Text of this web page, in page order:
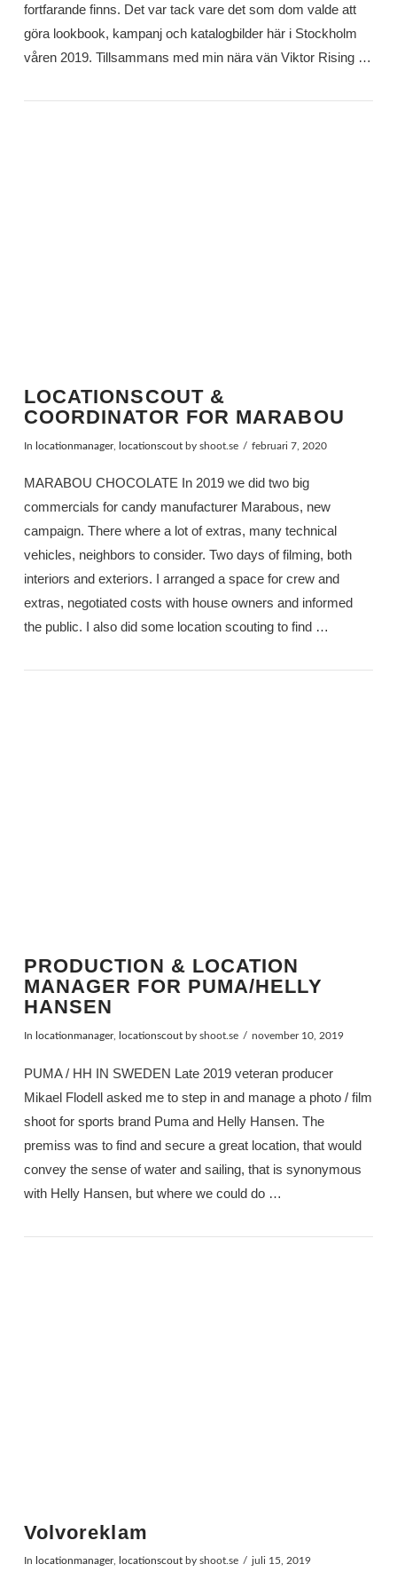
fortfarande finns. Det var tack vare det som dom valde att
göra lookbook, kampanj och katalogbilder här i Stockholm
våren 2019. Tillsammans med min nära vän Viktor Rising …
LOCATIONSCOUT &
COORDINATOR FOR MARABOU
In locationmanager, locationscoutby shoot.se februari 7, 2020
MARABOU CHOCOLATE In 2019 we did two big
commercials for candy manufacturer Marabous, new
campaign. There where a lot of extras, many technical
vehicles, neighbors to consider. Two days of filming, both
interiors and exteriors. I arranged a space for crew and
extras, negotiated costs with house owners and informed
the public. I also did some location scouting to find …
PRODUCTION & LOCATION
MANAGER FOR PUMA/HELLY
HANSEN
In locationmanager, locationscoutby shoot.se november 10, 2019
PUMA / HH IN SWEDEN Late 2019 veteran producer
Mikael Flodell asked me to step in and manage a photo / film
shoot for sports brand Puma and Helly Hansen. The
premiss was to find and secure a great location, that would
convey the sense of water and sailing, that is synonymous
with Helly Hansen, but where we could do …
Volvoreklam
In locationmanager, locationscoutby shoot.se juli 15, 2019